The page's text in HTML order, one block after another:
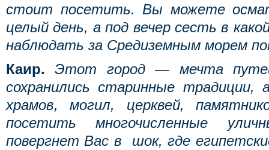
стоит посетить. Вы можете
целый день, а под вечер сесть в
наблюдать за Средиземным морем
Каир.Этот город — мечта
сохранились старинные
храмов, могил, церквей,
посетить многочисленные
повергнет Вас в шок, где